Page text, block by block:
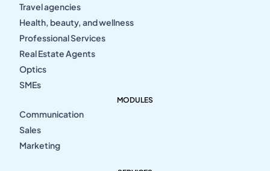
Travel agencies
Health, beauty, and wellness
Professional Services
Real Estate Agents
Optics
SMEs
MODULES
Communication
Sales
Marketing